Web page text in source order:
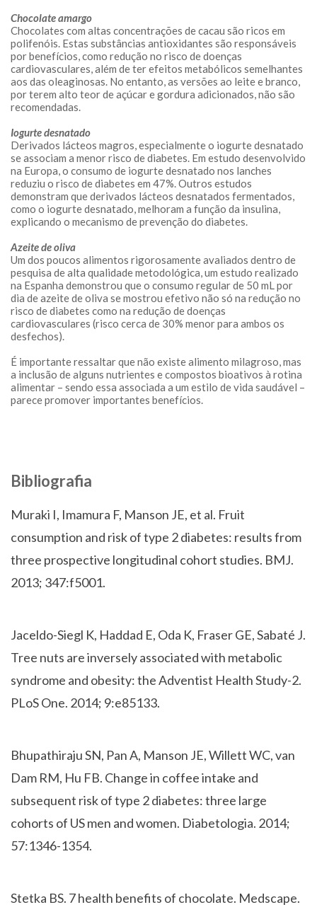
Chocolate amargo
Chocolates com altas concentrações de cacau são ricos em
polifenóis. Estas substâncias antioxidantes são responsáveis
por benefícios, como redução no risco de doenças
cardiovasculares, além de ter efeitos metabólicos semelhantes
aos das oleaginosas. No entanto, as versões ao leite e branco,
por terem alto teor de açúcar e gordura adicionados, não são
recomendadas.
Iogurte desnatado
Derivados lácteos magros, especialmente o iogurte desnatado
se associam a menor risco de diabetes. Em estudo desenvolvido
na Europa, o consumo de iogurte desnatado nos lanches
reduziu o risco de diabetes em 47%. Outros estudos
demonstram que derivados lácteos desnatados fermentados,
como o iogurte desnatado, melhoram a função da insulina,
explicando o mecanismo de prevenção do diabetes.
Azeite de oliva
Um dos poucos alimentos rigorosamente avaliados dentro de
pesquisa de alta qualidade metodológica, um estudo realizado
na Espanha demonstrou que o consumo regular de 50 mL por
dia de azeite de oliva se mostrou efetivo não só na redução no
risco de diabetes como na redução de doenças
cardiovasculares (risco cerca de 30% menor para ambos os
desfechos).
É importante ressaltar que não existe alimento milagroso, mas
a inclusão de alguns nutrientes e compostos bioativos à rotina
alimentar – sendo essa associada a um estilo de vida saudável –
parece promover importantes benefícios.
Bibliografia
Muraki I, Imamura F, Manson JE, et al. Fruit
consumption and risk of type 2 diabetes: results from
three prospective longitudinal cohort studies. BMJ.
2013; 347:f5001.
Jaceldo-Siegl K, Haddad E, Oda K, Fraser GE, Sabaté J.
Tree nuts are inversely associated with metabolic
syndrome and obesity: the Adventist Health Study-2.
PLoS One. 2014; 9:e85133.
Bhupathiraju SN, Pan A, Manson JE, Willett WC, van
Dam RM, Hu FB. Change in coffee intake and
subsequent risk of type 2 diabetes: three large
cohorts of US men and women. Diabetologia. 2014;
57:1346-1354.
Stetka BS. 7 health benefits of chocolate. Medscape.